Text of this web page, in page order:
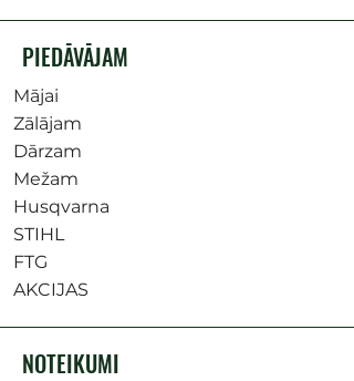
PIEDĀVĀJAM
Mājai
Zālājam
Dārzam
Mežam
Husqvarna
STIHL
FTG
AKCIJAS
NOTEIKUMI